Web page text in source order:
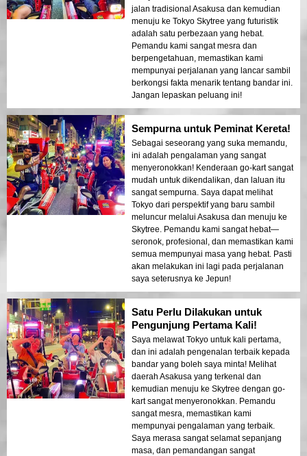
jalan tradisional Asakusa dan kemudian
menuju ke Tokyo Skytree yang futuristik
adalah satu perbezaan yang hebat.
Pemandu kami sangat mesra dan
berpengetahuan, memastikan kami
mempunyai perjalanan yang lancar sambil
berkongsi fakta menarik tentang bandar ini.
Jangan lepaskan peluang ini!
Sempurna untuk Peminat Kereta!
Sebagai seseorang yang suka memandu,
ini adalah pengalaman yang sangat
menyeronokkan! Kenderaan go-kart sangat
mudah untuk dikendalikan, dan laluan itu
sangat sempurna. Saya dapat melihat
Tokyo dari perspektif yang baru sambil
meluncur melalui Asakusa dan menuju ke
Skytree. Pemandu kami sangat hebat—
seronok, profesional, dan memastikan kami
semua mempunyai masa yang hebat. Pasti
akan melakukan ini lagi pada perjalanan
saya seterusnya ke Jepun!
Satu Perlu Dilakukan untuk
Pengunjung Pertama Kali!
Saya melawat Tokyo untuk kali pertama,
dan ini adalah pengenalan terbaik kepada
bandar yang boleh saya minta! Melihat
daerah Asakusa yang terkenal dan
kemudian menuju ke Skytree dengan go-
kart sangat menyeronokkan. Pemandu
sangat mesra, memastikan kami
mempunyai pengalaman yang terbaik.
Saya merasa sangat selamat sepanjang
masa, dan pemandangan sangat